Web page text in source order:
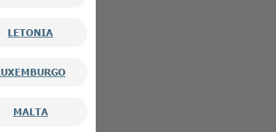
LETONIA
MALTA